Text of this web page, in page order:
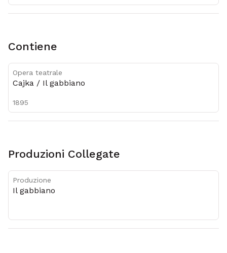
Contiene
Opera teatrale
Cajka / Il gabbiano
1895
Produzioni Collegate
Produzione
Il gabbiano